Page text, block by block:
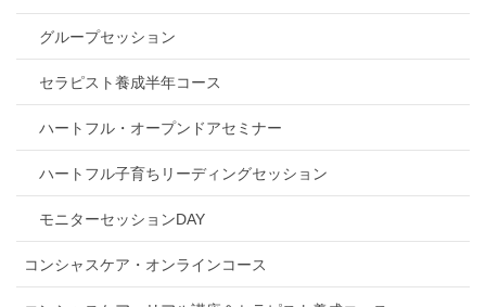
グループセッション
セラピスト養成半年コース
ハートフル・オープンドアセミナー
ハートフル子育ちリーディングセッション
モニターセッションDAY
コンシャスケア・オンラインコース